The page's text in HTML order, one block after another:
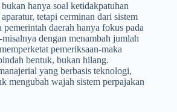
hanya soal ketidakpatuhan
tetapi cerminan dari sistem
daerah hanya fokus pada
dengan menambah jumlah
pemeriksaan-maka
bentuk, bukan hilang.
yang berbasis teknologi,
mengubah wajah sistem perpajakan